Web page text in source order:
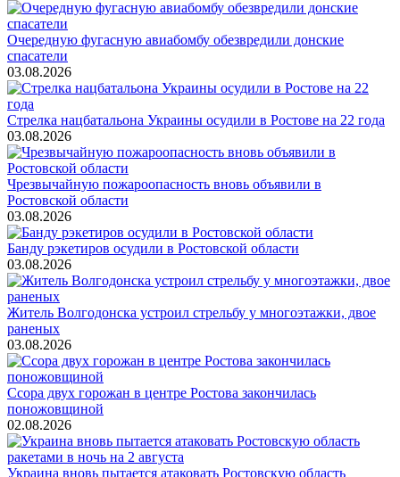
Очередную фугасную авиабомбу обезвредили донские
спасатели
03.08.2026
Стрелка нацбатальона Украины осудили в Ростове на 22 года
03.08.2026
Чрезвычайную пожароопасность вновь объявили в
Ростовской области
03.08.2026
Банду рэкетиров осудили в Ростовской области
03.08.2026
Житель Волгодонска устроил стрельбу у многоэтажки, двое
раненых
03.08.2026
Ссора двух горожан в центре Ростова закончилась
поножовщиной
02.08.2026
Украина вновь пытается атаковать Ростовскую область